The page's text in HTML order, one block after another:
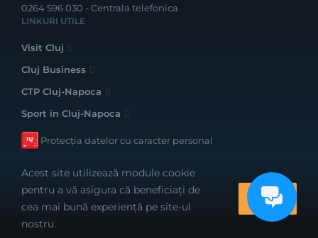
0264 596 030 - Centrala telefonica
LINKURI UTILE
Visit Cluj
Cluj Business
CTP Cluj-Napoca
Sport în Cluj-Napoca
Protecția datelor cu caracter personal
Realizat cu bune intenții de către
Acest site utilizează module cookie
pentru a vă asigura că beneficiați de
cea mai bună experiență pe site-ul
nostru.
OK